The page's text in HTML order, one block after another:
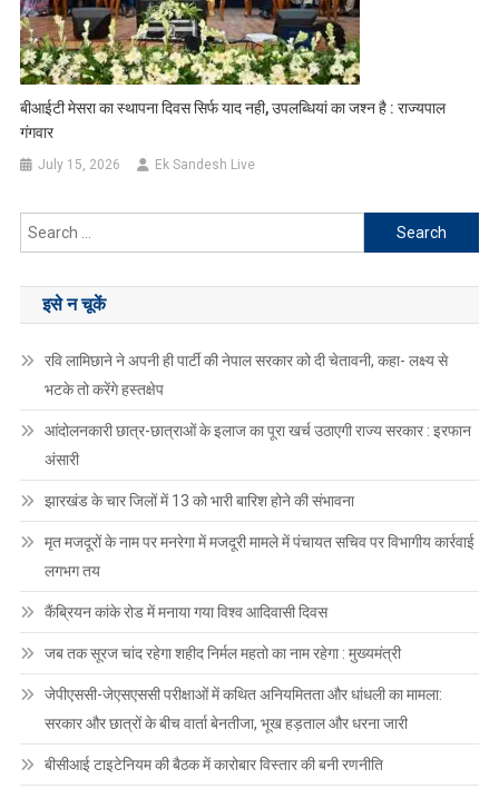
बीआईटी मेसरा का स्थापना दिवस सिर्फ याद नही, उपलब्धियां का जश्न है : राज्यपाल
गंगवार
July 15, 2026 Ek Sandesh Live
Search
for:
इसे न चूकें
रवि लामिछाने ने अपनी ही पार्टी की नेपाल सरकार को दी चेतावनी, कहा- लक्ष्य से
भटके तो करेंगे हस्तक्षेप
आंदोलनकारी छात्र-छात्राओं के इलाज का पूरा खर्च उठाएगी राज्य सरकार : इरफान
अंसारी
झारखंड के चार जिलों में 13 को भारी बारिश होने की संभावना
मृत मजदूरों के नाम पर मनरेगा में मजदूरी मामले में पंचायत सचिव पर विभागीय कार्रवाई
लगभग तय
कैंब्रियन कांके रोड में मनाया गया विश्व आदिवासी दिवस
जब तक सूरज चांद रहेगा शहीद निर्मल महतो का नाम रहेगा : मुख्यमंत्री
जेपीएससी-जेएसएससी परीक्षाओं में कथित अनियमितता और धांधली का मामला:
सरकार और छात्रों के बीच वार्ता बेनतीजा, भूख हड़ताल और धरना जारी
बीसीआई टाइटेनियम की बैठक में कारोबार विस्तार की बनी रणनीति